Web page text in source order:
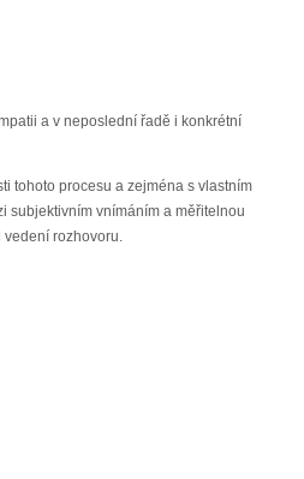
a v neposlední řadě i konkrétní
tohoto procesu a zejména s vlastním
subjektivním vnímáním a měřitelnou
vedení rozhovoru.